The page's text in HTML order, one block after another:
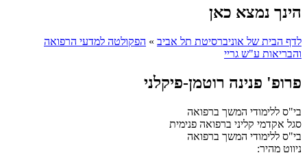
הינך נמצא כאן
לדף הבית של אוניברסיטת תל אביב » הפקולטה למדעי הרפואה
והבריאות ע"ש גריי
פרופ' פנינה רוטמן-פיקלני
בי"ס ללימודי המשך ברפואה
סגל אקדמי קליני ברפואה פנימית
בי"ס ללימודי המשך ברפואה
ניווט מהיר: